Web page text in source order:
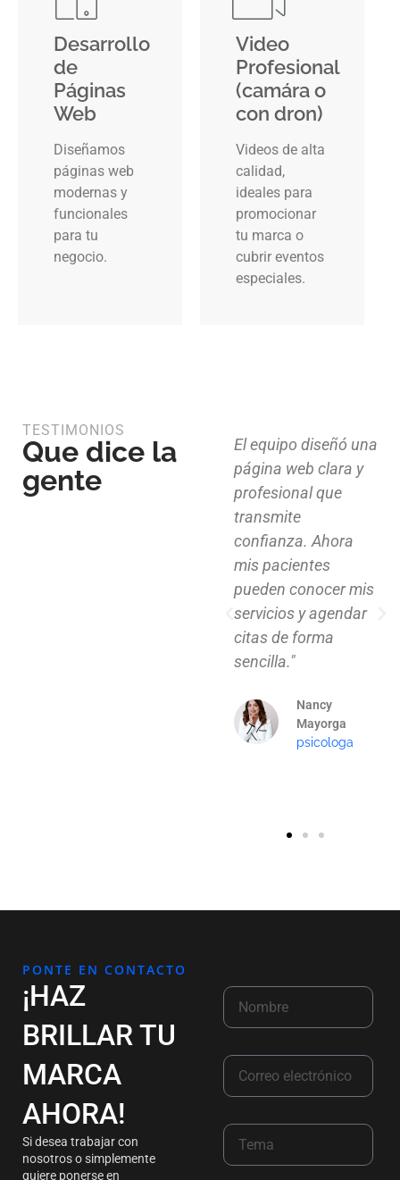
Desarrollo
de
Páginas
Web
Diseñamos
páginas web
modernas y
funcionales
para tu
negocio.
Video
Profesional
(camára o
con dron)
Videos de alta
calidad,
ideales para
promocionar
tu marca o
cubrir eventos
especiales.
TESTIMONIOS
Que dice la
gente
Diseño limpio,
estructura funcional
y atención al detalle.
El equipo diseñó una
página web clara y
profesional que
transmite
confianza. Ahora
mis pacientes
pueden conocer mis
servicios y agendar
citas de forma
sencilla."
Nancy
Mayorga
psicologa
PONTE EN CONTACTO
¡HAZ
BRILLAR TU
MARCA
AHORA!
Si desea trabajar con
nosotros o simplemente
quiere ponerse en